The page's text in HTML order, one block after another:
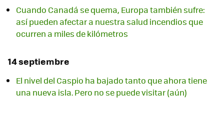
Cuando Canadá se quema, Europa también sufre:
así pueden afectar a nuestra salud incendios que
ocurren a miles de kilómetros
14 septiembre
El nivel del Caspio ha bajado tanto que ahora tiene
una nueva isla. Pero no se puede visitar (aún)